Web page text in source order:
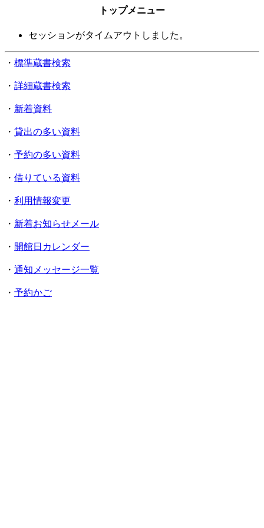
トップメニュー
セッションがタイムアウトしました。
・ 標準蔵書検索
・ 詳細蔵書検索
・ 新着資料
・ 貸出の多い資料
・ 予約の多い資料
・ 借りている資料
・ 利用情報変更
・ 新着お知らせメール
・ 開館日カレンダー
・ 通知メッセージ一覧
・ 予約かご